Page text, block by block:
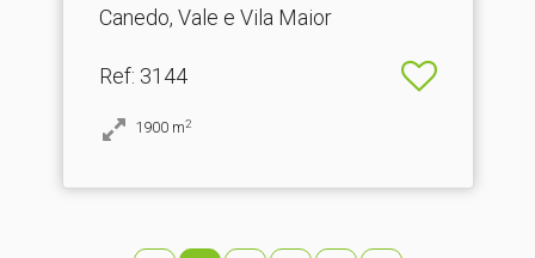
Canedo, Vale e Vila Maior
Ref: 3144
1900 m2